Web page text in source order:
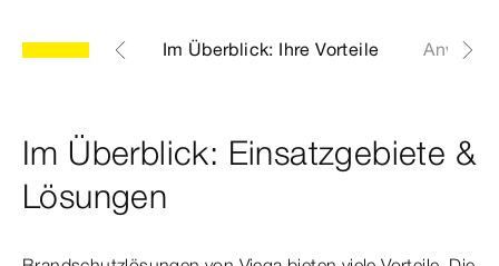
Nullabstand Im Überblick: Ihre Vorteile
Im Überblick: Einsatzgebiete &
Lösungen